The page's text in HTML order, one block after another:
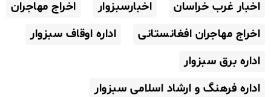
اخبار غرب خراسان
اخبارسبزوار
اخراج مهاجران
اخراج مهاجران افغانستانی
اداره اوقاف سبزوار
اداره برق سبزوار
اداره فرهنگ و ارشاد اسلامی سبزوار